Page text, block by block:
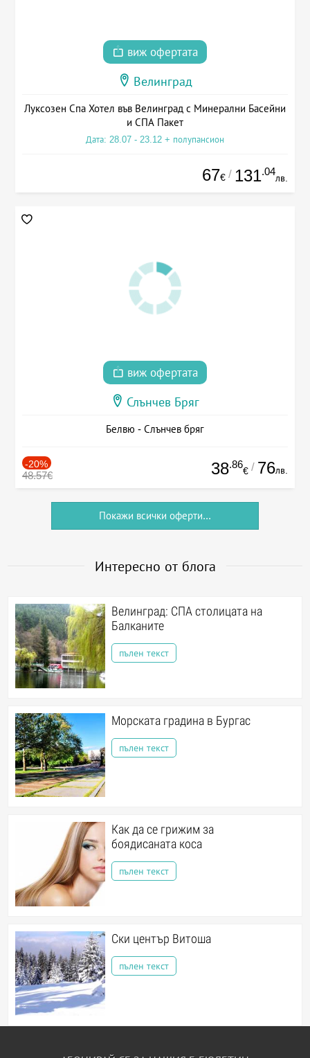
виж офертата
Велинград
Луксозен Спа Хотел във Велинград с Минерални Басейни
и СПА Пакет
Дата: 28.07 - 23.12 + полупансион
67€ / 131.04
лв.
виж офертата
Слънчев Бряг
Белвю - Слънчев бряг
-20%
48.57€ 38.86
€ / 76лв.
Покажи всички оферти...
Интересно от блога
Велинград: СПА столицата на
Балканите
пълен текст
Морската градина в Бургас
пълен текст
Как да се грижим за
боядисаната коса
пълен текст
Ски център Витоша
пълен текст